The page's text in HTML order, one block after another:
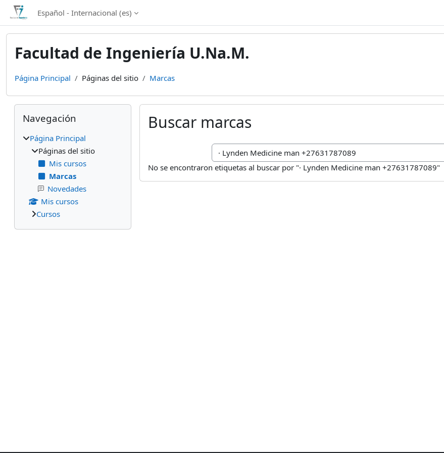
Salta al contenido principal
Español - Internacional ‎(es)‎
Facultad de Ingeniería U.Na.M.
Página Principal Páginas del sitio Marcas
Buscar marcas
Buscar marcas
No se encontraron etiquetas al buscar por "· Lynden Medicine man +27631787089"
Bloques
Salta Navegación
Navegación
Página Principal
Páginas del sitio
Mis cursos
Marcas
Novedades
Mis cursos
Cursos